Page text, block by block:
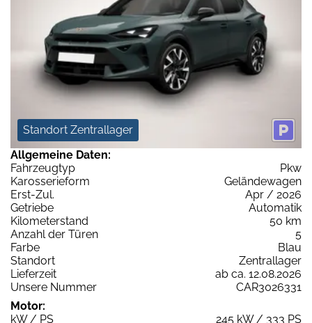
Standort Zentrallager
Allgemeine Daten:
Fahrzeugtyp
Pkw
Karosserieform
Geländewagen
Erst-Zul.
Apr / 2026
Getriebe
Automatik
Kilometerstand
50 km
Anzahl der Türen
5
Farbe
Blau
Standort
Zentrallager
Lieferzeit
ab ca. 12.08.2026
Unsere Nummer
CAR3026331
Motor:
kW / PS
245 kW / 333 PS